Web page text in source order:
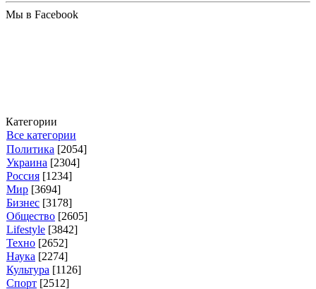
Мы в Facebook
Категории
Все категории
Политика [2054]
Украина [2304]
Россия [1234]
Мир [3694]
Бизнес [3178]
Общество [2605]
Lifestyle [3842]
Техно [2652]
Наука [2274]
Культура [1126]
Спорт [2512]